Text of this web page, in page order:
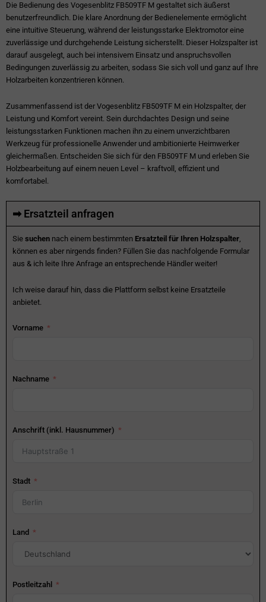
Die Bedienung des Vogesenblitz FB509TF M gestaltet sich äußerst
benutzerfreundlich. Die klare Anordnung der Bedienelemente ermöglicht
eine intuitive Steuerung, während der leistungsstarke Elektromotor eine
zuverlässige und durchgehende Leistung sicherstellt. Dieser Holzspalter ist
darauf ausgelegt, auch bei intensivem Einsatz und anspruchsvollen
Bedingungen zuverlässig zu arbeiten, sodass Sie sich voll und ganz auf Ihre
Holzarbeiten konzentrieren können.
Zusammenfassend ist der Vogesenblitz FB509TF M ein Holzspalter, der
Leistung und Komfort vereint. Sein durchdachtes Design und seine
leistungsstarken Funktionen machen ihn zu einem unverzichtbaren
Werkzeug für professionelle Anwender und ambitionierte Heimwerker
gleichermaßen. Entscheiden Sie sich für den FB509TF M und erleben Sie
Holzbearbeitung auf einem neuen Level – kraftvoll, effizient und
komfortabel.
➡ Ersatzteil anfragen
Sie suchen nach einem bestimmten Ersatzteil für Ihren Holzspalter
können es aber nirgends finden? Füllen Sie das nachfolgende Formular
aus & ich leite Ihre Anfrage an entsprechende Händler weiter!
Ich weise darauf hin, dass die Plattform selbst keine Ersatzteile
anbietet.
Vorname
Nachname
Anschrift (inkl. Hausnummer)
Stadt
Land
Postleitzahl